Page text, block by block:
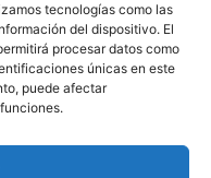
tecnologías como las
del dispositivo. El
procesar datos como
únicas en este
puede afectar